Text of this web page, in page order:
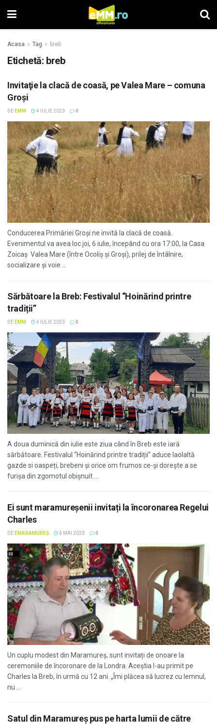
Acasa Tag breb
Etichetă: breb
Invitaţie la clacă de coasă, pe Valea Mare – comuna
Groşi
DE EMM 4 IULIE 2023 0
Conducerea Primăriei Groși ne invită la clacă de coasă.
Evenimentul va avea loc joi, 6 iulie, începând cu ora 17:00, la Casa
Zoicaș Valea Mare (între Ocoliș și Groși), prilej de întâlnire,
socializare și voie ...
Sărbătoare la Breb: Festivalul “Hoinărind printre
tradiții”
DE EMM 4 IULIE 2023 0
A doua duminică din iulie este ziua când în Breb este iară
sărbătoare. Festivalul “Hoinărind printre tradiții” aduce laolaltă
gazde si oaspeți, brebeni și orice om frumos ce-și dorește a se
furișa din zgomotul obișnuit ...
Ei sunt maramureșenii invitați la încoronarea Regelui
Charles
DE EMARAMUREȘ 6 MAI 2023 0
Un cuplu modest din Maramureș, sunt invitați de onoare la
ceremoniile de încoronare de la Londra. Aceștia l-au primit pe
Charles la Breb, în urmă cu 12 ani. „Îmi plăcea să lucrez cu lemnul,
nu ...
Satul din Maramureș pus pe harta lumii de către